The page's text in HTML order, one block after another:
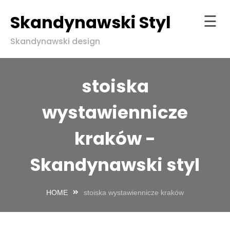
to
content
Skandynawski Styl
Skandynawski design
☰
stoiska
wystawiennicze
kraków -
Skandynawski styl
HOME stoiska wystawiennicze kraków